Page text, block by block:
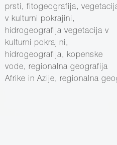
prsti, fitogeografija,
v kulturni pokrajini,
hidrogeografija vegetacija v
kulturni pokrajini,
hidrogeografija, kopenske
vode, regionalna geografija
Afrike in Azije, regionalna